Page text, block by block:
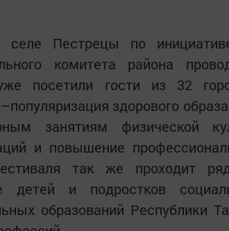
Пестрецы по
комитета района
посетили гости из 32
здорового
занятиям физической
и повышение
так же проходит
детей и подростков
образований Республики